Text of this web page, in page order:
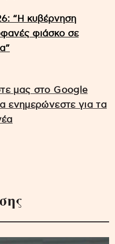
“Η κυβέρνηση
φιάσκο σε
μας στο Google
ενημερώνεστε για τα